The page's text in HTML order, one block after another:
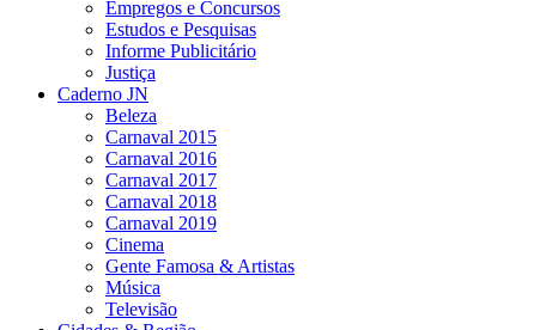
Empregos e Concursos
Estudos e Pesquisas
Informe Publicitário
Justiça
Caderno JN
Beleza
Carnaval 2015
Carnaval 2016
Carnaval 2017
Carnaval 2018
Carnaval 2019
Cinema
Gente Famosa & Artistas
Música
Televisão